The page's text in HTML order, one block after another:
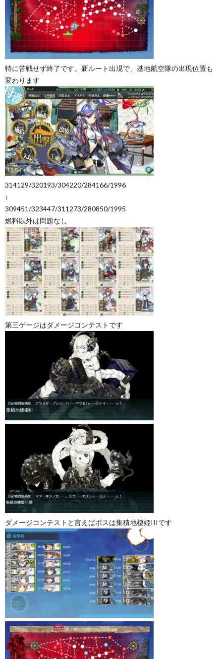
特に苦戦せず終了です。新ルート出現で、基地航空隊の出現位置も
変わります
314129/320193/304220/284166/1996
↓
309451/323447/311273/280850/1995
燃料以外は問題なし
第三ゲージはダメージコンテストです
ダメージコンテストと言えばボスは集積地棲姫IIIです